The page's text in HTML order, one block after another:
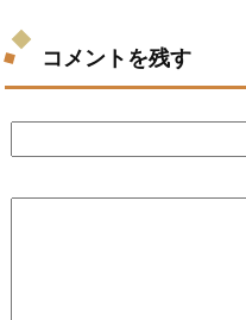
コメントを残す